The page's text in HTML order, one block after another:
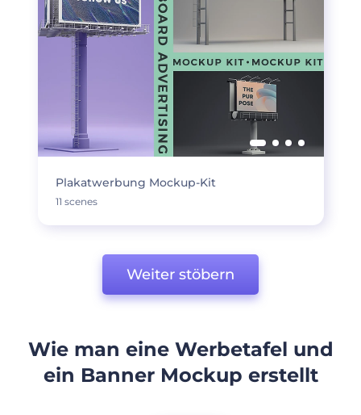
Plakatwerbung Mockup-Kit
11 scenes
Weiter stöbern
Wie man eine Werbetafel und
ein Banner Mockup erstellt